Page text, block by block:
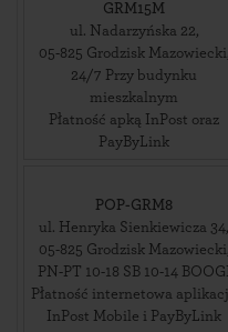
GRM15M
ul. Nadarzyńska 22,
05-825 Grodzisk Mazowiecki
24/7 Przy budynku
mieszkalnym
Płatność apką InPost oraz
PayByLink
POP-GRM8
ul. Henryka Sienkiewicza 34,
05-825 Grodzisk Mazowiecki
PN-PT 10-18 SB 10-14
Płatność internetowa
InPost Mobile i PayByLink